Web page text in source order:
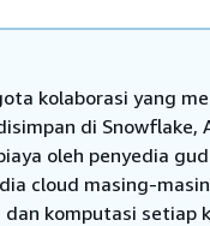
kolaborasi yang
di Snowflake,
oleh penyedia
cloud masing-
komputasi setiap